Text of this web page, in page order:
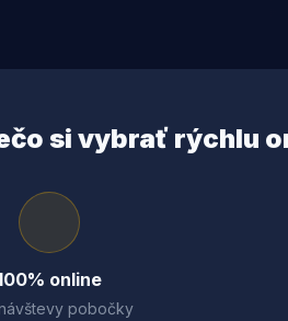
si vybrať rýchlu
online
pobočky